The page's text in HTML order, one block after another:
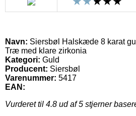
Navn: Siersbøl Halskæde 8 karat
Træ med klare zirkonia
Kategori: Guld
Producent: Siersbøl
Varenummer: 5417
EAN:
Vurderet til 4.8 ud af 5 stjerner